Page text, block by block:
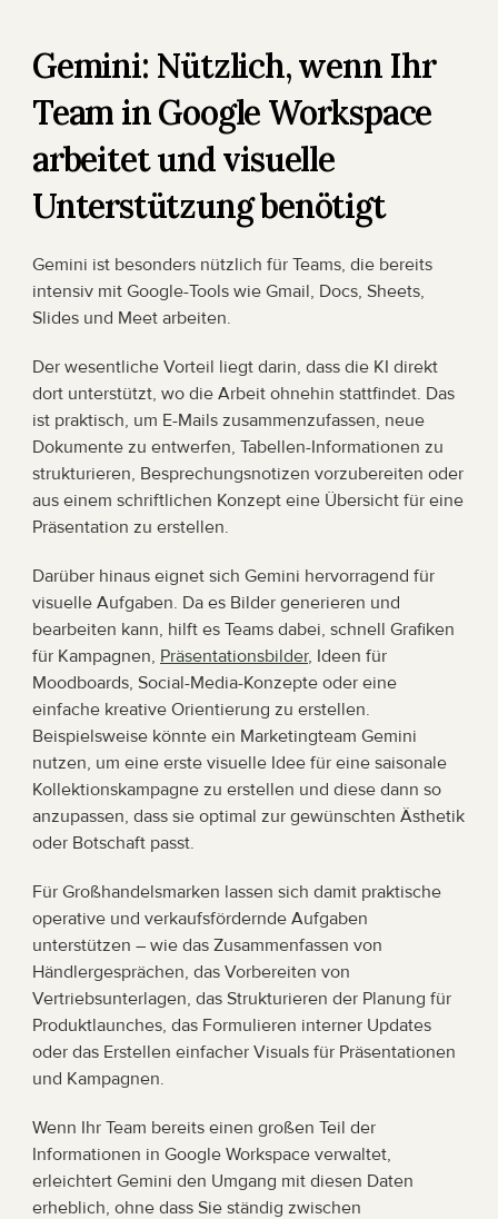
Gemini: Nützlich, wenn Ihr
Team in Google Workspace
arbeitet und visuelle
Unterstützung benötigt
Gemini ist besonders nützlich für Teams, die bereits
intensiv mit Google-Tools wie Gmail, Docs, Sheets,
Slides und Meet arbeiten.
Der wesentliche Vorteil liegt darin, dass die KI direkt
dort unterstützt, wo die Arbeit ohnehin stattfindet. Das
ist praktisch, um E-Mails zusammenzufassen, neue
Dokumente zu entwerfen, Tabellen-Informationen zu
strukturieren, Besprechungsnotizen vorzubereiten oder
aus einem schriftlichen Konzept eine Übersicht für eine
Präsentation zu erstellen.
Darüber hinaus eignet sich Gemini hervorragend für
visuelle Aufgaben. Da es Bilder generieren und
bearbeiten kann, hilft es Teams dabei, schnell Grafiken
für Kampagnen, Präsentationsbilder, Ideen für
Moodboards, Social-Media-Konzepte oder eine
einfache kreative Orientierung zu erstellen.
Beispielsweise könnte ein Marketingteam Gemini
nutzen, um eine erste visuelle Idee für eine saisonale
Kollektionskampagne zu erstellen und diese dann so
anzupassen, dass sie optimal zur gewünschten Ästhetik
oder Botschaft passt.
Für Großhandelsmarken lassen sich damit praktische
operative und verkaufsfördernde Aufgaben
unterstützen – wie das Zusammenfassen von
Händlergesprächen, das Vorbereiten von
Vertriebsunterlagen, das Strukturieren der Planung für
Produktlaunches, das Formulieren interner Updates
oder das Erstellen einfacher Visuals für Präsentationen
und Kampagnen.
Wenn Ihr Team bereits einen großen Teil der
Informationen in Google Workspace verwaltet,
erleichtert Gemini den Umgang mit diesen Daten
erheblich, ohne dass Sie ständig zwischen